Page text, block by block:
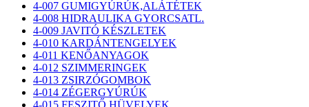
4-007 GUMIGYÚRÚK,ALÁTÉTEK
4-008 HIDRAULIKA GYORCSATL.
4-009 JAVITÓ KÉSZLETEK
4-010 KARDÁNTENGELYEK
4-011 KENŐANYAGOK
4-012 SZIMMERINGEK
4-013 ZSIRZÓGOMBOK
4-014 ZÉGERGYÚRÚK
4-015 FESZITŐ HÜVELYEK